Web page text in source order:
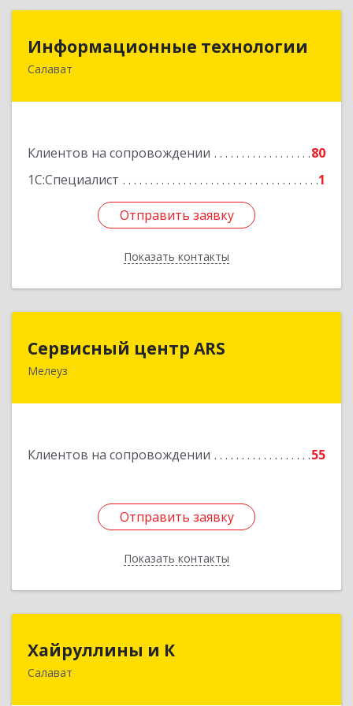
Информационные технологии
Салават
Клиентов на сопровождении
80
1С:Специалист
1
Отправить заявку
Показать контакты
Информационные технологии
Отправить заявку
Назад
Сервисный центр ARS
Мелеуз
Клиентов на сопровождении 55
Отправить заявку
Показать контакты
Отправить заявку
Назад
Хайруллины и К
Салават